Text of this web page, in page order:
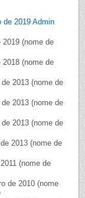
de 2019 Admin
2019 (nome de
2018 (nome de
2013 (nome de
2013 (nome de
2013 (nome de
2013 (nome de
(nome de
de 2010 (nome